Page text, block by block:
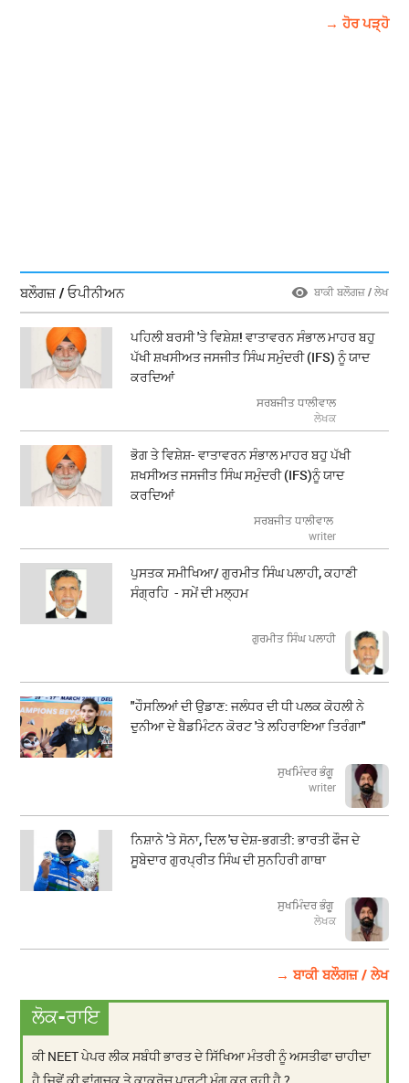
→ ਹੋਰ ਪੜ੍ਹੋ
ਬਲੌਗਜ਼ / ਓਪੀਨੀਅਨ ਬਾਕੀ ਬਲੌਗਜ਼ / ਲੇਖ
ਪਹਿਲੀ ਬਰਸੀ 'ਤੇ ਵਿਸ਼ੇਸ਼! ਵਾਤਾਵਰਨ ਸੰਭਾਲ ਮਾਹਰ ਬਹੁ
ਪੱਖੀ ਸ਼ਖਸੀਅਤ ਜਸਜੀਤ ਸਿੰਘ ਸਮੁੰਦਰੀ (IFS) ਨੂੰ ਯਾਦ
ਕਰਦਿਆਂ
ਸਰਬਜੀਤ ਧਾਲੀਵਾਲ
ਲੇਖਕ
ਭੋਗ ਤੇ ਵਿਸ਼ੇਸ਼- ਵਾਤਾਵਰਨ ਸੰਭਾਲ ਮਾਹਰ ਬਹੁ ਪੱਖੀ
ਸ਼ਖਸੀਅਤ ਜਸਜੀਤ ਸਿੰਘ ਸਮੁੰਦਰੀ (IFS)ਨੂੰ ਯਾਦ
ਕਰਦਿਆਂ
ਸਰਬਜੀਤ ਧਾਲੀਵਾਲ
writer
ਪੁਸਤਕ ਸਮੀਖਿਆ/ ਗੁਰਮੀਤ ਸਿੰਘ ਪਲਾਹੀ, ਕਹਾਣੀ
ਸੰਗ੍ਰਹਿ - ਸਮੇਂ ਦੀ ਮਲ੍ਹਮ
ਗੁਰਮੀਤ ਸਿੰਘ ਪਲਾਹੀ
"ਹੌਸਲਿਆਂ ਦੀ ਉਡਾਣ: ਜਲੰਧਰ ਦੀ ਧੀ ਪਲਕ ਕੋਹਲੀ ਨੇ
ਦੁਨੀਆ ਦੇ ਬੈਡਮਿੰਟਨ ਕੋਰਟ 'ਤੇ ਲਹਿਰਾਇਆ ਤਿਰੰਗਾ"
ਸੁਖਮਿੰਦਰ ਭੰਗੂ
writer
ਨਿਸ਼ਾਨੇ 'ਤੇ ਸੋਨਾ, ਦਿਲ 'ਚ ਦੇਸ਼-ਭਗਤੀ: ਭਾਰਤੀ ਫੌਜ ਦੇ
ਸੂਬੇਦਾਰ ਗੁਰਪ੍ਰੀਤ ਸਿੰਘ ਦੀ ਸੁਨਹਿਰੀ ਗਾਥਾ
ਸੁਖਮਿੰਦਰ ਭੰਗੂ
ਲੇਖਕ
→ ਬਾਕੀ ਬਲੌਗਜ਼ / ਲੇਖ
ਲੋਕ-ਰਾਇ
ਕੀ NEET ਪੇਪਰ ਲੀਕ ਸਬੰਧੀ ਭਾਰਤ ਦੇ ਸਿੱਖਿਆ ਮੰਤਰੀ ਨੂੰ ਅਸਤੀਫਾ ਚਾਹੀਦਾ